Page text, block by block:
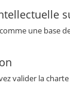
une base
valider la